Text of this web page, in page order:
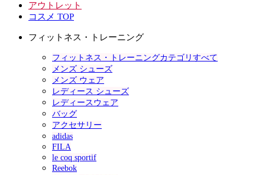
アウトレット
コスメ TOP
フィットネス・トレーニング
フィットネス・トレーニングカテゴリすべて
メンズ シューズ
メンズ ウェア
レディース シューズ
レディースウェア
バッグ
アクセサリー
adidas
FILA
le coq sportif
Reebok